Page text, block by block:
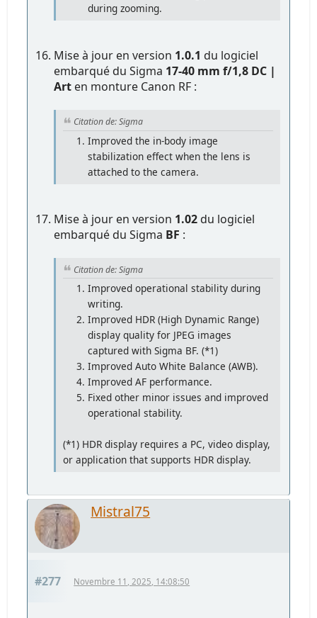
during zooming.
Mise à jour en version 1.0.1 du logiciel
embarqué du Sigma 17-40 mm f/1,8 DC |
Art en monture Canon RF :
Citation de: Sigma
Improved the in-body image
stabilization effect when the lens is
attached to the camera.
Mise à jour en version 1.02 du logiciel
embarqué du Sigma BF :
Citation de: Sigma
Improved operational stability during
writing.
Improved HDR (High Dynamic Range)
display quality for JPEG images
captured with Sigma BF. (*1)
Improved Auto White Balance (AWB).
Improved AF performance.
Fixed other minor issues and improved
operational stability.
(*1) HDR display requires a PC, video display,
or application that supports HDR display.
Mistral75
#277 Novembre 11, 2025, 14:08:50